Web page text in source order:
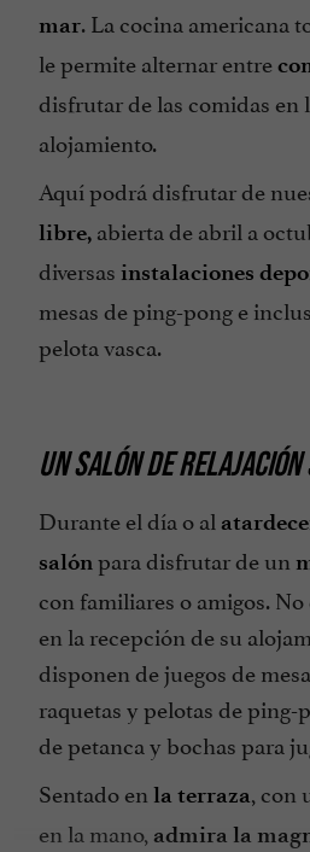
Parking
Ping pong
Restaurante
Ropa de Cama Incluida
Sala de Seminarios
Secadora
Tarjetas de Crédito admitidas
Televisor : sí
Teléfono
Vista sobre el mar
mar. La cocina americana
le permite alternar entre
disfrutar de las comidas en
alojamiento.
Aquí podrá disfrutar de
libre, abierta de abril a
diversas instalaciones
mesas de ping-pong e
pelota vasca.
UN SALÓN DE
Durante el día o al
salónpara disfrutar de un
con familiares o amigos.
en la recepción de su
disponen de juegos de
raquetas y pelotas de ping-
de petanca y bochas para
Sentado en la terraza, con
en la mano, admira la